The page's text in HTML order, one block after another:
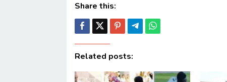
Share this:
Related posts: